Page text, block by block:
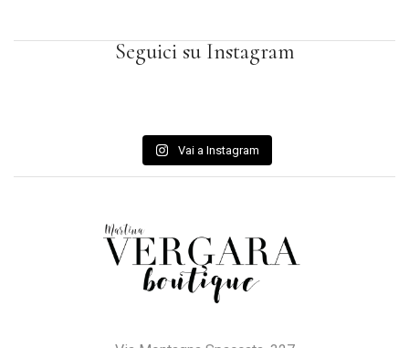
Seguici su Instagram
Vai a Instagram